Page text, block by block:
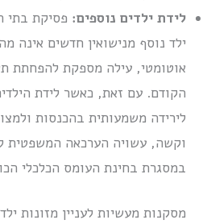
לידת ילדים נוספים: פסיקת בתי
ילד נוסף מנישואין חדשים אינה
אוטומטי, עילה מספקת להפחתת
הקודם. עם זאת, כאשר לידת
לירידה משמעותית בהכנסות
וקשה, עשויה הערכאה המשפטית
במסגרת בחינת העומס הכלכלי
מסקנות מעשיות לעניין מזונות